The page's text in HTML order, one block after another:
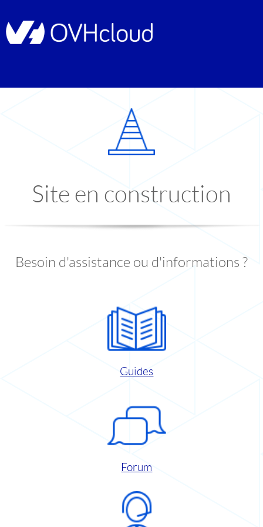
Site en construction
Besoin d'assistance ou d'informations ?
Guides
Forum